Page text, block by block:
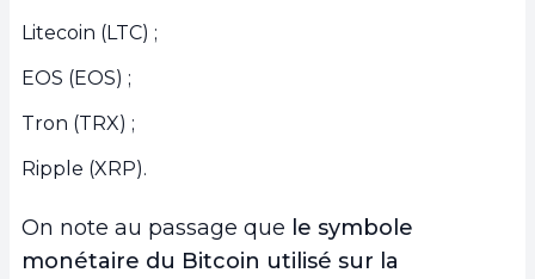
Litecoin (LTC) ;
EOS (EOS) ;
Tron (TRX) ;
Ripple (XRP).
On note au passage que le symbole
monétaire du Bitcoin utilisé sur la